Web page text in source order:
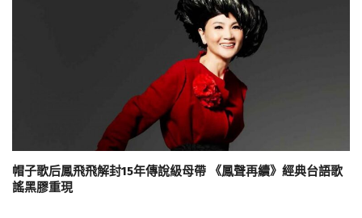
帽子歌后鳳飛飛解封15年傳說級母帶 《鳳聲再續》經典台語歌
謠黑膠重現